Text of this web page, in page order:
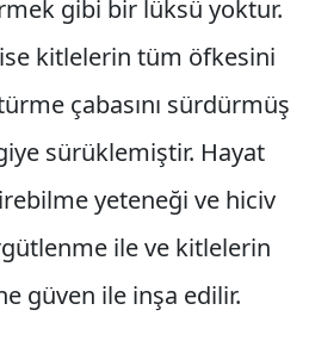
gibi bir lüksü yoktur.
kitlelerin tüm öfkesini
çabasını sürdürmüş
sürüklemiştir. Hayat
yeteneği ve hiciv
ile ve kitlelerin
güven ile inşa edilir.